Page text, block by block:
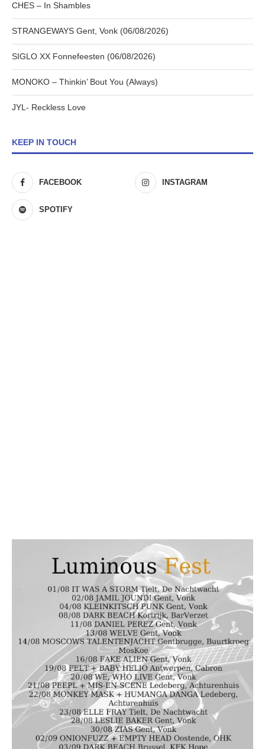
CHES – In Shambles
STRANGEWAYS Gent, Vonk (06/08/2026)
SIGLO XX Fonnefeesten (06/08/2026)
MONOKO – Thinkin’ Bout You (Always)
JYL- Reckless Love
KEEP IN TOUCH
FACEBOOK INSTAGRAM
SPOTIFY